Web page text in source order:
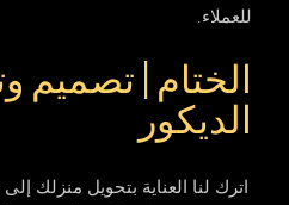
للعملاء.
الختام | تصميم
الديكور
اترك لنا العناية بتحويل منزلك